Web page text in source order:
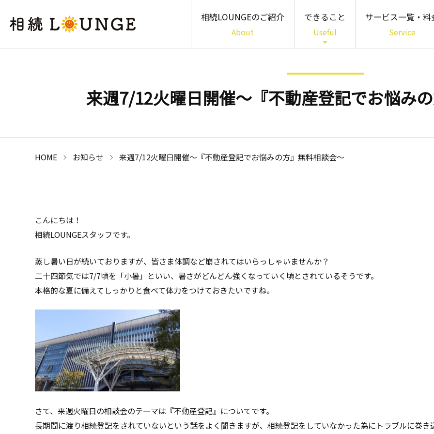
相続LOUNGEのご紹介
About
できること
Useful
「わかる」02
サービス一覧・料
Service
来週7/12火曜日開催～『不動産登記でお悩み
HOME お知らせ 来週7/12火曜日開催～『不動産登記でお悩みの方』無料相談会～
こんにちは！
相続LOUNGEスタッフです。
蒸し暑い日が続いておりますが、皆さま体調など崩されてはいらっしゃいませんか？
二十四節気では7/7頃を「小暑」といい、暑さがどんどん強くなっていく頃とされているそうです。
本格的な夏に備えてしっかりと食べて体力をつけておきたいですね。
さて、来週火曜日の相談会のテーマは『不動産登記』についてです。
長期間に渡り相続登記をされていないという話をよく聞きますが、相続登記をしていなかった為にトラブルに巻き